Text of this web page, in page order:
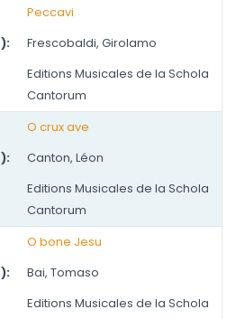
Peccavi
Frescobaldi, Girolamo
Editions Musicales de la Schola
Cantorum
O crux ave
Canton, Léon
Editions Musicales de la Schola
Cantorum
O bone Jesu
Bai, Tomaso
Editions Musicales de la Schola